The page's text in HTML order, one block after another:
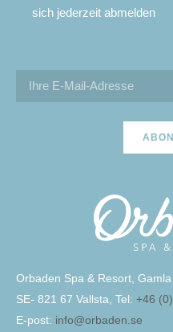
sich jederzeit abmelden
Orbaden Spa & Resort,
SE- 821 67 Vallsta, Tel: +46
E-post: info@orbaden.se